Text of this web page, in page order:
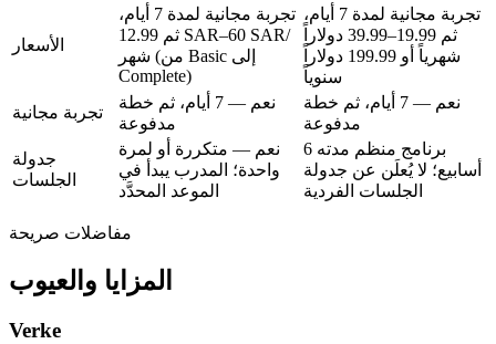
الأسعار
تجربة مجانية لمدة 7 أيام،
ثم 12.99 SAR–60 SAR/
شهر (من Basic إلى
Complete)
تجربة مجانية لمدة 7 أيام،
ثم
19.99–39.99 دولاراً
شهرياً أو
199.99 دولاراً
سنوياً
تجربة مجانية
نعم — 7 أيام، ثم خطة
مدفوعة
نعم — 7 أيام، ثم خطة
مدفوعة
جدولة
الجلسات
نعم — متكررة أو لمرة
واحدة؛ المدرب يبدأ في
الموعد المحدَّد
برنامج منظم مدته 6
أسابيع؛ لا يُعلَن عن جدولة
الجلسات الفردية
مفاضلات صريحة
المزايا والعيوب
Verke